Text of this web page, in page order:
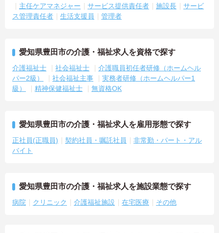
主任ケアマネジャー
サービス提供責任者 施設長
サービ
ス管理責任者
生活支援員 管理者
愛知県豊田市の介護・福祉求人を資格で探す
介護福祉士 社会福祉士
介護職員初任者研修（ホームヘル
パー2級）
社会福祉主事
実務者研修（ホームヘルパー1
級）
精神保健福祉士 無資格OK
愛知県豊田市の介護・福祉求人を雇用形態で探す
正社員(正職員) 契約社員・嘱託社員
非常勤・パート・アル
バイト
愛知県豊田市の介護・福祉求人を施設業態で探す
病院 クリニック 介護福祉施設 在宅医療 その他